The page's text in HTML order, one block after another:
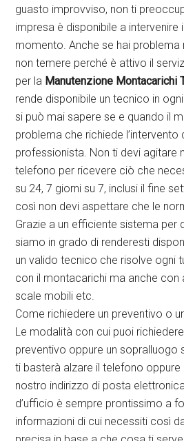
guasto improvviso, non ti
impresa è disponibile a intervenire
momento. Anche se hai problema
non temere perché è attivo il
per la Manutenzione Montacarichi
rende disponibile un tecnico in
si può mai sapere se e quando il
problema che richiede l’intervento
professionista. Non ti devi agitare
telefono per ricevere ciò che
su 24, 7 giorni su 7, inclusi il fine
così non devi aspettare che le
Grazie a un efficiente sistema per
siamo in grado di renderesti
un valido tecnico che risolve ogni
con il montacarichi ma anche con
scale mobili etc.
Come richiedere un preventivo o
Le modalità con cui puoi
preventivo oppure un sopralluogo
ti basterà alzare il telefono oppure
nostro indirizzo di posta
d’ufficio è sempre prontissimo a
informazioni di cui necessiti così